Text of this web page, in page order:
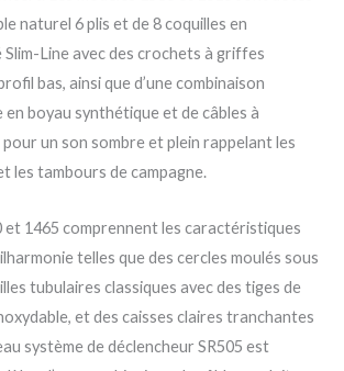
naturel 6 plis et de 8 coquilles en
Slim-Line avec des crochets à griffes
bas, ainsi que d’une combinaison
en boyau synthétique et de câbles à
un son sombre et plein rappelant les
les tambours de campagne.
et 1465 comprennent les caractéristiques
telles que des cercles moulés sous
tubulaires classiques avec des tiges de
et des caisses claires tranchantes
système de déclencheur SR505 est